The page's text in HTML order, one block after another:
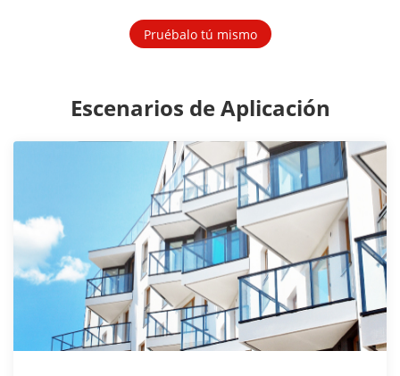
Pruébalo tú mismo
Escenarios de Aplicación